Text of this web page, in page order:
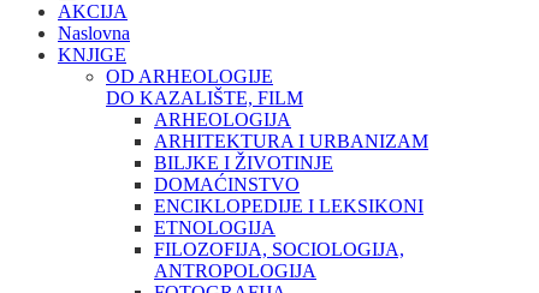
AKCIJA
Naslovna
KNJIGE
OD ARHEOLOGIJE
DO KAZALIŠTE, FILM
ARHEOLOGIJA
ARHITEKTURA I URBANIZAM
BILJKE I ŽIVOTINJE
DOMAĆINSTVO
ENCIKLOPEDIJE I LEKSIKONI
ETNOLOGIJA
FILOZOFIJA, SOCIOLOGIJA,
ANTROPOLOGIJA